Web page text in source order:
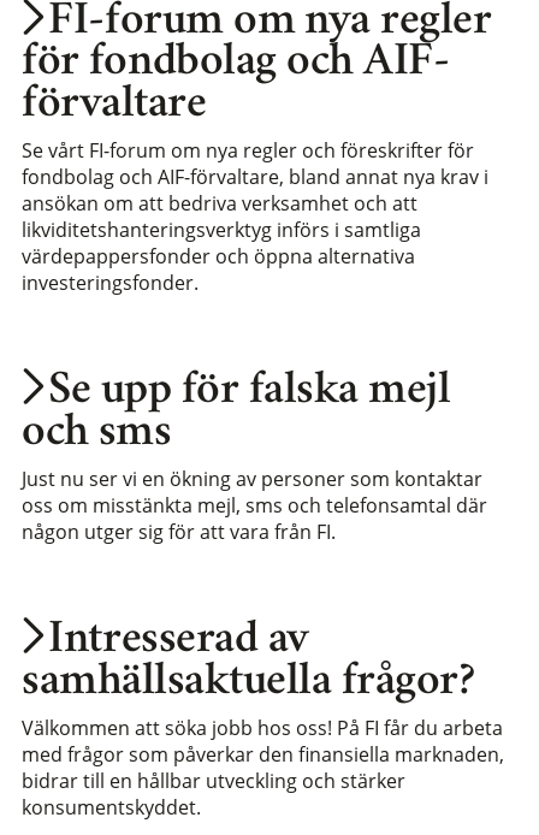
Intresserad av
samhällsaktuella frågor?
Välkommen att söka jobb hos oss! På FI får du arbeta
med frågor som påverkar den finansiella marknaden,
bidrar till en hållbar utveckling och stärker
konsumentskyddet.
Se upp för falska mejl
och sms
Just nu ser vi en ökning av personer som kontaktar
oss om misstänkta mejl, sms och telefonsamtal där
någon utger sig för att vara från FI.
FI-forum om nya regler
för fondbolag och AIF-
förvaltare
Se vårt FI-forum om nya regler och föreskrifter för
fondbolag och AIF-förvaltare, bland annat nya krav i
ansökan om att bedriva verksamhet och att
likviditetshanteringsverktyg införs i samtliga
värdepappersfonder och öppna alternativa
investeringsfonder.